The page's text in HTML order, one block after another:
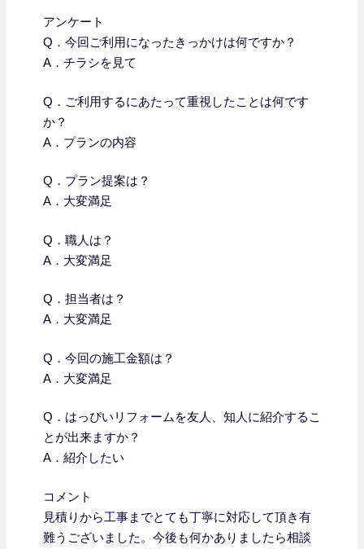
アンケート
Q．今回ご利用になったきっかけは何ですか？
A．チラシを見て
Q． ご利用するにあたって重視したことは何です
か？
A．プランの内容
Q．プラン提案は？
A．大変満足
Q．職人は？
A．大変満足
Q．担当者は？
A．大変満足
Q．今回の施工金額は？
A．大変満足
Q．はっぴいリフォームを友人、知人に紹介するこ
とが出来ますか？
A．紹介したい
コメント
見積りから工事までとても丁寧に対応して頂き有
難うございました。今後も何かありましたら相談